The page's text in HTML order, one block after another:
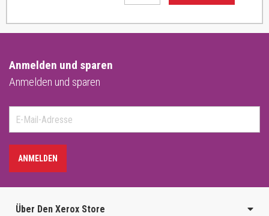
Anmelden und sparen
Anmelden und sparen
ANMELDEN
Über Den Xerox Store